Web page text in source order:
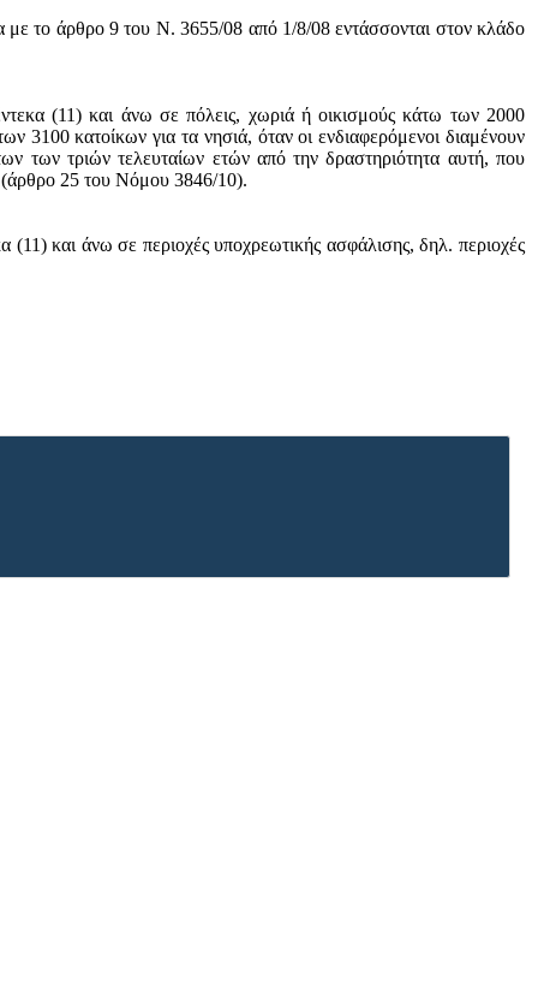
το άρθρο 9 του Ν. 3655/08 από 1/8/08 εντάσσονται στον κλάδο
(11) και άνω σε πόλεις, χωριά ή οικισμούς κάτω των 2000
3100 κατοίκων για τα νησιά, όταν οι ενδιαφερόμενοι διαμένουν
των τριών τελευταίων ετών από την δραστηριότητα αυτή, που
(άρθρο 25 του Νόμου 3846/10).
(11) και άνω σε περιοχές υποχρεωτικής ασφάλισης, δηλ. περιοχές